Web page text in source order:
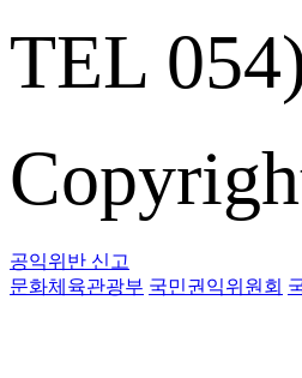
TEL
공익위반 신고
문화체육관광부 국민권익위원회